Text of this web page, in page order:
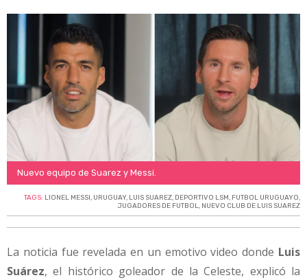
Nuevo equipo de Suarez y Messi.
TAGS: LIONEL MESSI , URUGUAY, LUIS SUAREZ, DEPORTIVO LSM, FUTBOL URUGUAYO,
JUGADORES DE FUTBOL, NUEVO CLUB DE LUIS SUAREZ
La noticia fue revelada en un emotivo video donde Luis
Suárez, el histórico goleador de la Celeste, explicó la